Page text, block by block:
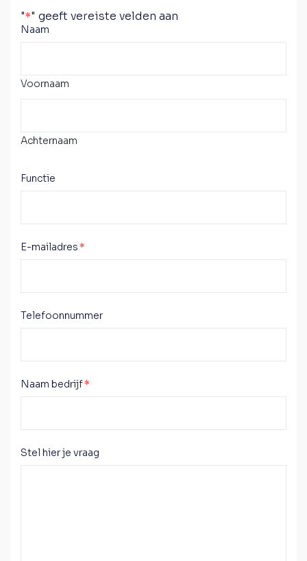
"*" geeft vereiste velden aan
Naam
Voornaam
Achternaam
Functie
E-mailadres*
Telefoonnummer
Naam bedrijf*
Stel hier je vraag